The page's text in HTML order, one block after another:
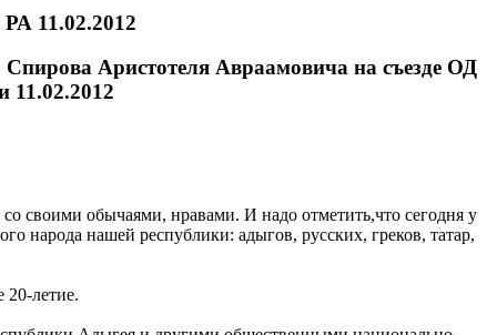
11.02.2012
Аристотеля Авраамовича на съезде ОД
11.02.2012
своими обычаями, нравами. И надо отметить,что сегодня у
народа нашей республики: адыгов, русских, греков, татар,
20-летие.